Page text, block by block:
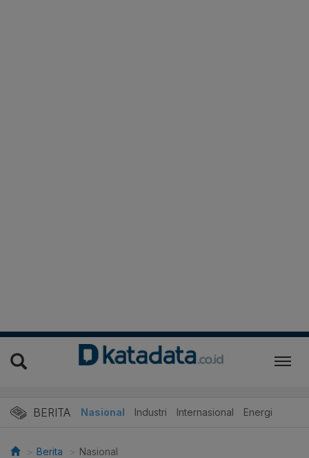
BERITA Nasional Industri Internasional Energi
Berita Nasional